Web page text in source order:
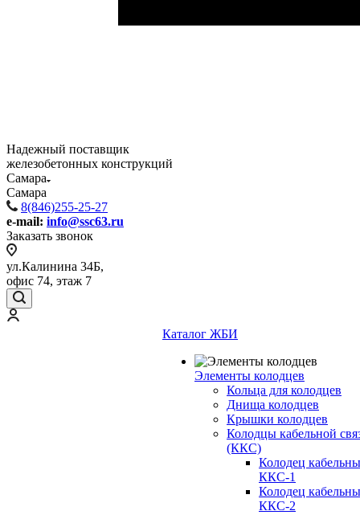
Надежный поставщик
железобетонных конструкций
Самара
Самара
8(846)255-25-27
e-mail: info@ssc63.ru
Заказать звонок
ул.Калинина 34Б,
офис 74, этаж 7
Каталог ЖБИ
Элементы колодцев
Кольца для колодцев
Днища колодцев
Крышки колодцев
Колодцы кабельной
(ККС)
Колодец
ККС-1
Колодец
ККС-2